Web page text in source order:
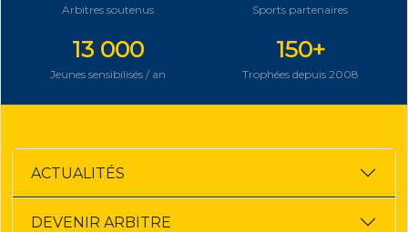
Arbitres soutenus Sports partenaires
13 000
Jeunes sensibilisés / an
150+
Trophées depuis 2008
ACTUALITÉS
DEVENIR ARBITRE